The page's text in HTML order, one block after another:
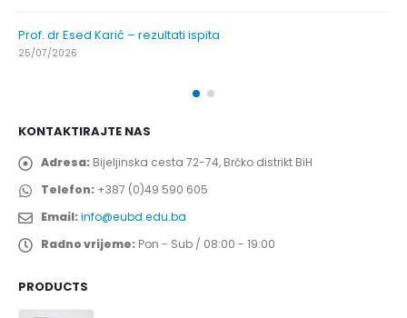
Prof. dr Esed Karić – rezultati ispita
25/07/2026
KONTAKTIRAJTE NAS
Adresa: Bijeljinska cesta 72-74, Brčko distrikt BiH
Telefon: +387 (0)49 590 605
Email:info@eubd.edu.ba
Radno vrijeme: Pon - Sub / 08:00 - 19:00
PRODUCTS